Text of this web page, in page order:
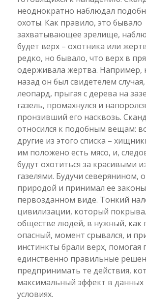
неоднократно наблюдал
охоты. Как правило, это бывало
захватывающее зрелище,
будет верх – охотника или
редко, но бывало, что верх в
одерживала жертва. Например,
назад он был свидетелем
леопард, прыгая с дерева на
газель, промахнулся и
пронзивший его насквозь.
относился к подобным вещам:
другие из этого списка –
им положено есть мясо, и,
будут охотиться за красивыми
газелями. Будучи северянином,
природой и принимал ее
первозданном виде. Тонкий
цивилизации, который
обществе людей, в нужный, как
опасный, момент срывался, и
инстинкты брали верх, помогая
единственно правильные
предпринимать те действия,
максимальный эффект в данных
условиях.